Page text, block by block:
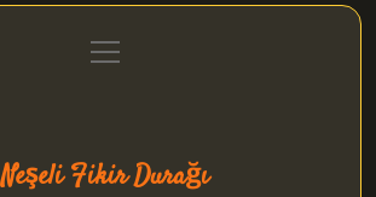
Gizlilik Politikası
menüyü
aç
Neşeli Fikir Durağı